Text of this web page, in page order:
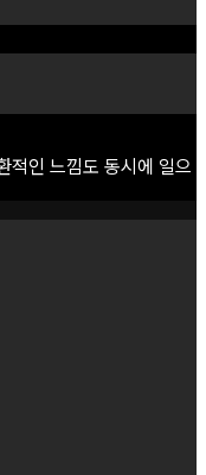
적인 느낌도 동시에 일으